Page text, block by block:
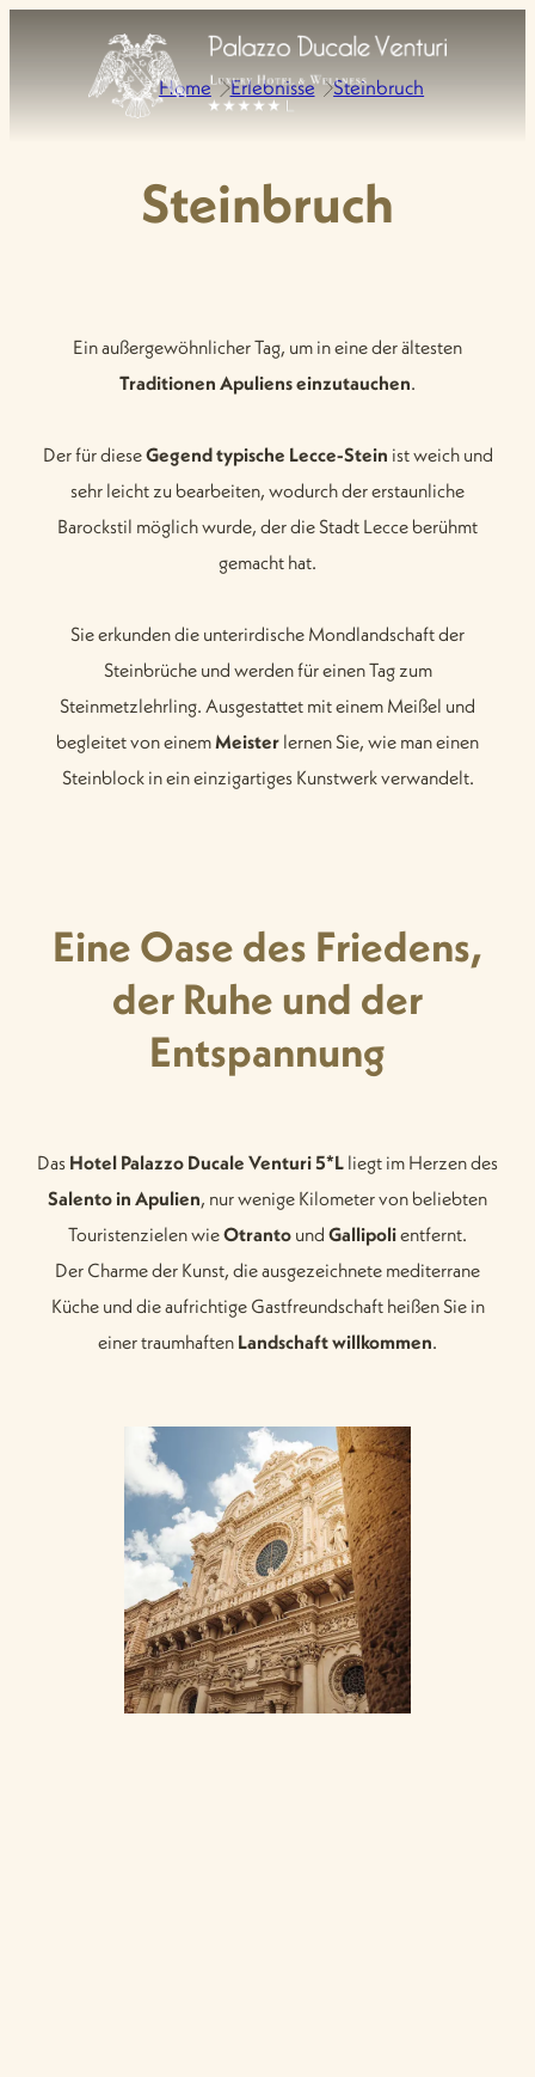
Home Erlebnisse Steinbruch
Steinbruch
Ein außergewöhnlicher Tag, um in eine der ältesten
Traditionen Apuliens einzutauchen.
Der für dieseGegend typische Lecce-Stein ist weich und
sehr leicht zu bearbeiten, wodurch der erstaunliche
Barockstil möglich wurde, der die Stadt Lecce berühmt
gemacht hat.
Sie erkunden die unterirdische Mondlandschaft der
Steinbrüche und werden für einen Tag zum
Steinmetzlehrling. Ausgestattet mit einem Meißel und
begleitet von einem Meister lernen Sie, wie man einen
Steinblock in ein einzigartiges Kunstwerk verwandelt.
Eine Oase des Friedens,
der Ruhe und der
Entspannung
Das Hotel Palazzo Ducale Venturi 5*L liegt im Herzen des
Salento in Apulien, nur wenige Kilometer von beliebten
Touristenzielen wieOtranto und Gallipolientfernt.
Der Charme der Kunst, die ausgezeichnete mediterrane
Küche und die aufrichtige Gastfreundschaft heißen Sie in
einer traumhaften Landschaftwillkommen.